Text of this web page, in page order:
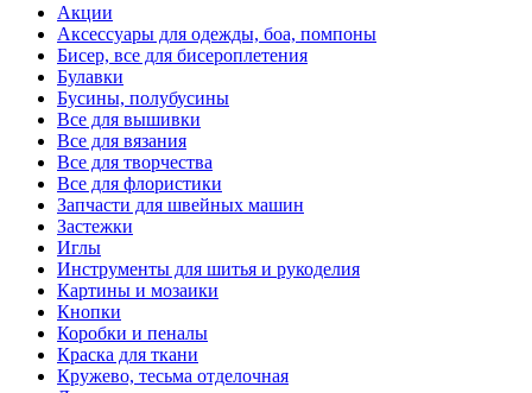
Акции
Аксессуары для одежды, боа, помпоны
Бисер, все для бисероплетения
Булавки
Бусины, полубусины
Все для вышивки
Все для вязания
Все для творчества
Все для флористики
Запчасти для швейных машин
Застежки
Иглы
Инструменты для шитья и рукоделия
Картины и мозаики
Кнопки
Коробки и пеналы
Краска для ткани
Кружево, тесьма отделочная